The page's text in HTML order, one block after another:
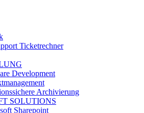
Ticketrechner
Development
Archivierung
SOLUTIONS
Sharepoint